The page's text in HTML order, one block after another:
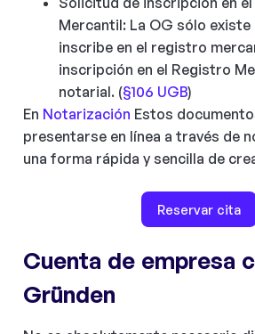
Mercantil: La OG sólo existe
inscribe en el registro
inscripción en el Registro
notarial. (§106 UGB)
En Notarización Estos
presentarse en línea a través de
una forma rápida y sencilla de
Reservar cita
Cuenta de empresa
Gründen